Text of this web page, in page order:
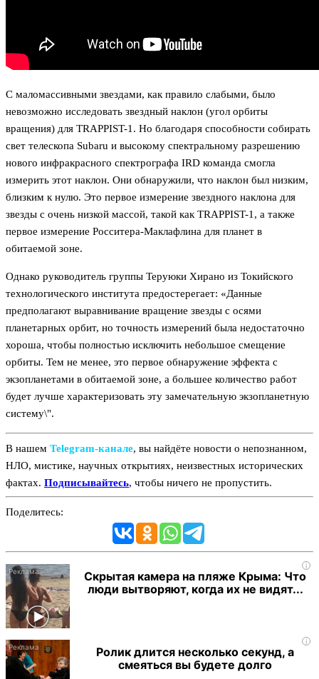
С маломассивными звездами, как правило слабыми, было
невозможно исследовать звездный наклон (угол орбиты
вращения) для TRAPPIST-1. Но благодаря способности собирать
свет телескопа Subaru и высокому спектральному разрешению
нового инфракрасного спектрографа IRD команда смогла
измерить этот наклон. Они обнаружили, что наклон был низким,
близким к нулю. Это первое измерение звездного наклона для
звезды с очень низкой массой, такой как TRAPPIST-1, а также
первое измерение Росситера-Маклафлина для планет в
обитаемой зоне.
Однако руководитель группы Теруюки Хирано из Токийского
технологического института предостерегает: «Данные
предполагают выравнивание вращение звезды с осями
планетарных орбит, но точность измерений была недостаточно
хороша, чтобы полностью исключить небольшое смещение
орбиты. Тем не менее, это первое обнаружение эффекта с
экзопланетами в обитаемой зоне, а большее количество работ
будет лучше характеризовать эту замечательную экзопланетную
систему\".
В нашем Telegram‑канале, вы найдёте новости о непознанном,
НЛО, мистике, научных открытиях, неизвестных исторических
фактах. Подписывайтесь, чтобы ничего не пропустить.
Поделитесь:
i
Скрытая камера на пляже Крыма: Что
люди вытворяют, когда их не видят...
i
Ролик длится несколько секунд, а
смеяться вы будете долго